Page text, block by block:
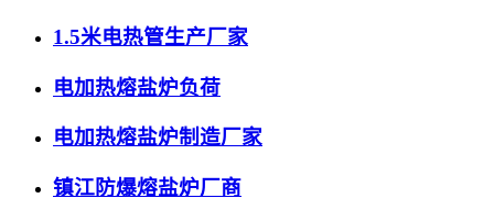
1.5米电热管生产厂家
电加热熔盐炉负荷
电加热熔盐炉制造厂家
镇江防爆熔盐炉厂商